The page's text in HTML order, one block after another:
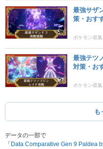
最強サザ
策・おす
ポケモン収集
最強テツ
対策・お
ポケモン収集
も
データの一部で
「 Data Comparative Gen 9 Paldea